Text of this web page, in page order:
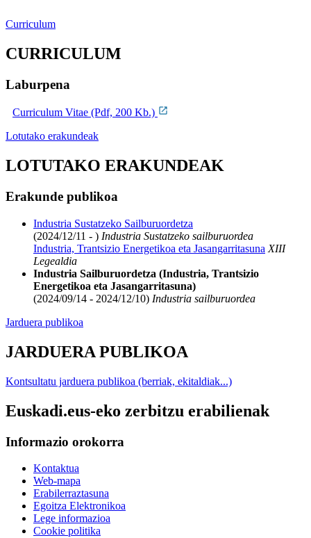
Curriculum
CURRICULUM
Laburpena
Curriculum Vitae (Pdf, 200 Kb.)
Lotutako erakundeak
LOTUTAKO ERAKUNDEAK
Erakunde publikoa
Industria Sustatzeko Sailburuordetza
(2024/12/11 - ) Industria Sustatzeko sailburuordea
Industria, Trantsizio Energetikoa eta Jasangarritasuna XIII
Legealdia
Industria Sailburuordetza (Industria, Trantsizio
Energetikoa eta Jasangarritasuna)
(2024/09/14 - 2024/12/10) Industria sailburuordea
Jarduera publikoa
JARDUERA PUBLIKOA
Kontsultatu jarduera publikoa (berriak, ekitaldiak...)
Euskadi.eus-eko zerbitzu erabilienak
Informazio orokorra
Kontaktua
Web-mapa
Erabilerraztasuna
Egoitza Elektronikoa
Lege informazioa
Cookie politika